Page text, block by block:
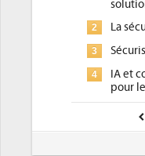
des IA en question
: un défi crucial